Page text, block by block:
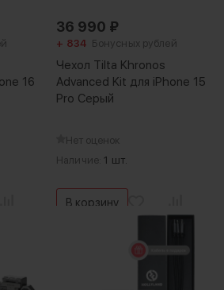
16
36 990 ₽
+ 834 Бонусных рублей
Чехол Tilta Khronos
Advanced Kit для iPhone 15
Pro Серый
Нет оценок
Наличие: 1 шт.
В корзину